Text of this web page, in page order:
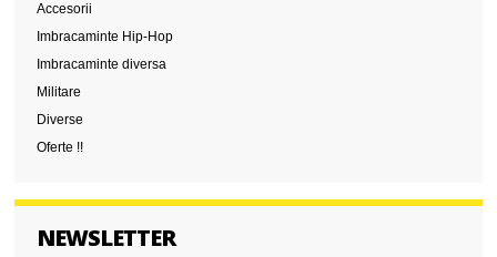
Accesorii
Imbracaminte Hip-Hop
Imbracaminte diversa
Militare
Diverse
Oferte !!
NEWSLETTER